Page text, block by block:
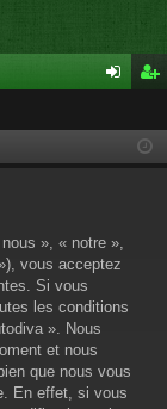
cri
», « notre »,
vous acceptez
Si vous
les conditions
». Nous
et nous
que nous vous
En effet, si vous